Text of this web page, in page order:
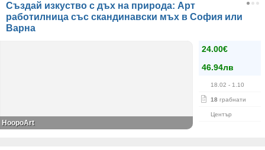
Създай изкуство с дъх на природа: Арт
работилница със скандинавски мъх в София или
Варна
24.00€
46.94лв
18.02 - 1.10
18 грабнати
Център
HoopoArt